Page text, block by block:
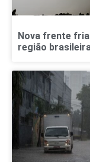
Nova frente
região